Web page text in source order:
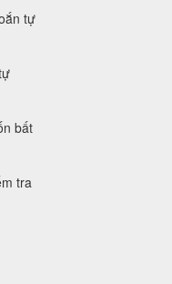
tự
bất
tra